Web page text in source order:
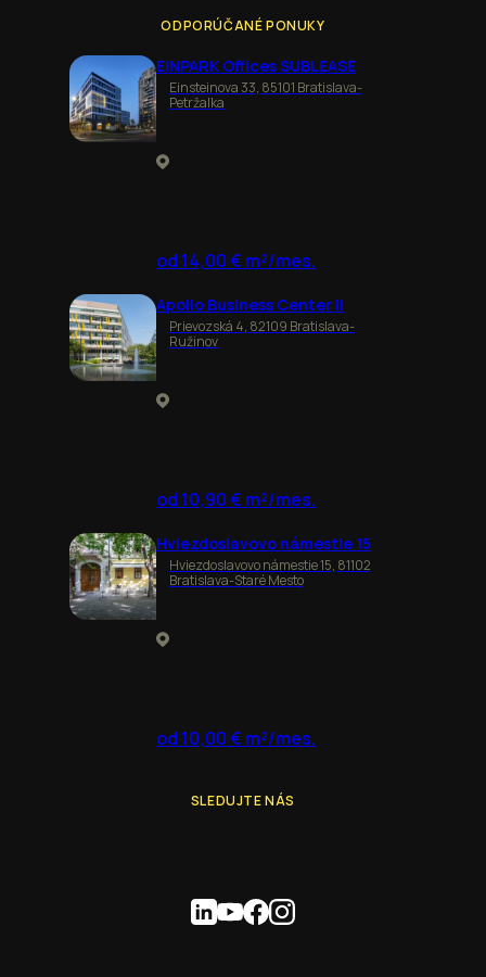
ODPORÚČANÉ PONUKY
EINPARK Offices SUBLEASE
Einsteinova 33, 85101 Bratislava-
Petržalka
od 14,00 € m²/mes.
Apollo Business Center II
Prievozská 4, 82109 Bratislava-
Ružinov
od 10,90 € m²/mes.
Hviezdoslavovo námestie 15
Hviezdoslavovo námestie 15, 81102
Bratislava-Staré Mesto
od 10,00 € m²/mes.
SLEDUJTE NÁS